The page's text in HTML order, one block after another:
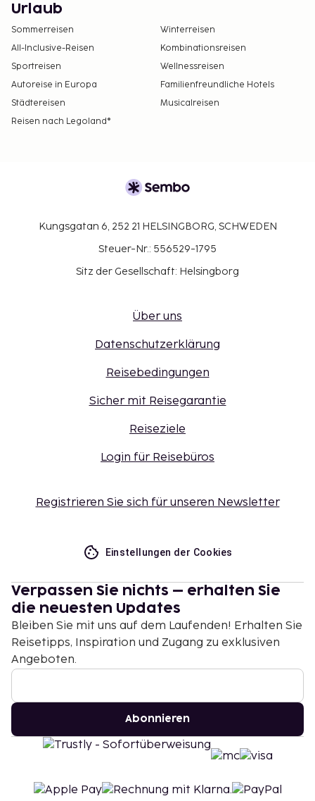
Urlaub
Sommerreisen
Winterreisen
All-Inclusive-Reisen
Kombinationsreisen
Sportreisen
Wellnessreisen
Autoreise in Europa
Familienfreundliche Hotels
Städtereisen
Musicalreisen
Reisen nach Legoland®
Kungsgatan 6, 252 21 HELSINGBORG, SCHWEDEN
Steuer-Nr.: 556529-1795
Sitz der Gesellschaft: Helsingborg
Über uns
Datenschutzerklärung
Reisebedingungen
Sicher mit Reisegarantie
Reiseziele
Login für Reisebüros
Registrieren Sie sich für unseren Newsletter
Einstellungen der Cookies
Verpassen Sie nichts – erhalten Sie
die neuesten Updates
Bleiben Sie mit uns auf dem Laufenden! Erhalten Sie
Reisetipps, Inspiration und Zugang zu exklusiven
Angeboten.
Abonnieren